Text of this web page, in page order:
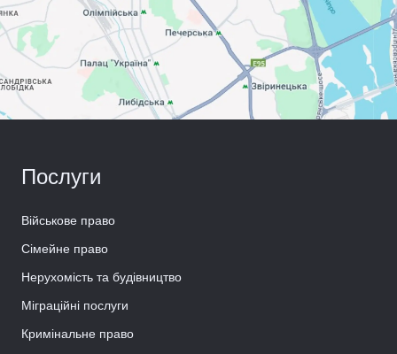
Послуги
Військове право
Сімейне право
Нерухомість та будівництво
Міграційні послуги
Кримінальне право